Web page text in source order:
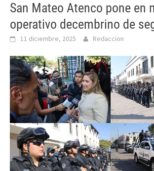
San Mateo Atenco pone en
operativo decembrino de
11 diciembre, 2025 Redaccion